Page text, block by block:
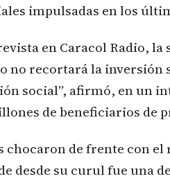
impulsadas en los
en Caracol Radio,
no recortará la inversión
social”, afirmó, en un
de beneficiarios de
chocaron de frente con
desde su curul fue una